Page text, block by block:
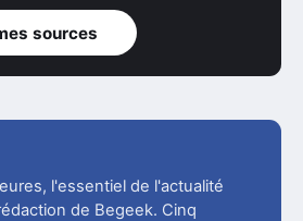
sources
l'essentiel de l'actualité
de Begeek. Cinq